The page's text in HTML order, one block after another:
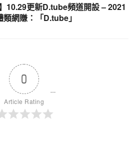
10.29更新D.tube頻道開設 – 2021
網賺：「D.tube」
0
Article Rating